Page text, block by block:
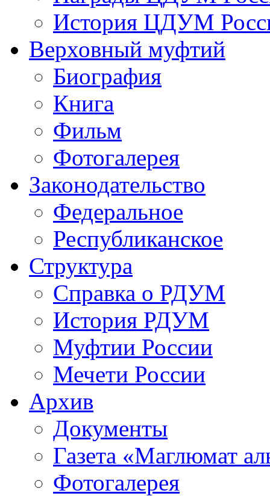
История ЦДУМ
Верховный муфтий
Биография
Книга
Фильм
Фотогалерея
Законодательство
Федеральное
Республиканское
Структура
Справка о РДУМ
История РДУМ
Муфтии России
Мечети России
Архив
Документы
Газета «Маглюмат
Фотогалерея